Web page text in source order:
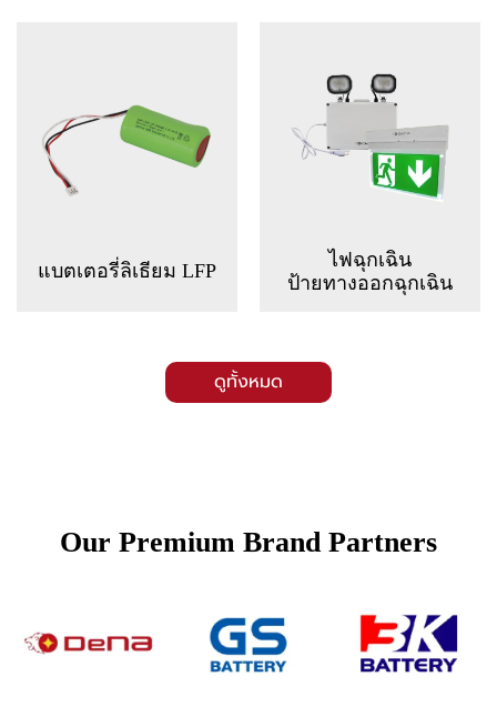
แบตเตอรี่ลิเธียม LFP
ไฟฉุกเฉิน
ป้ายทางออกฉุกเฉิน
ดูทั้งหมด
Our Premium Brand Partners